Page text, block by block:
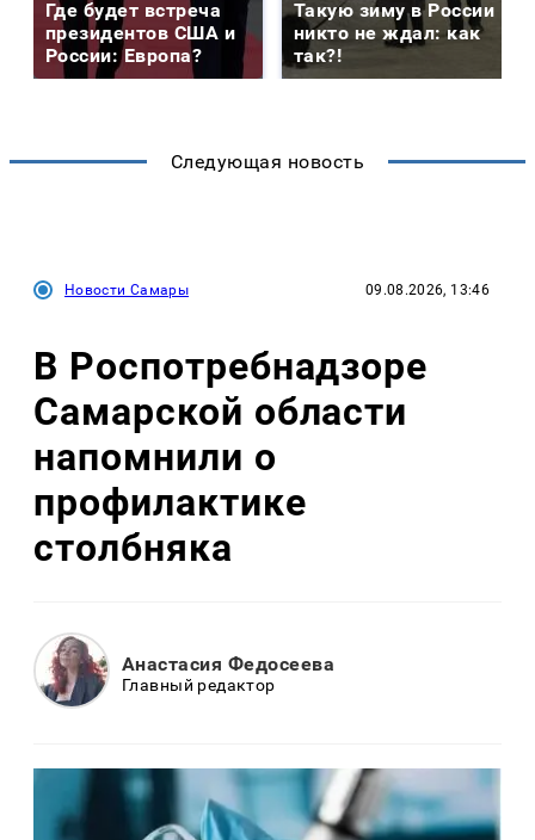
Где будет встреча
президентов США и
России: Европа?
Такую зиму в России
никто не ждал: как
так?!
Следующая новость
Новости Самары 09.08.2026, 13:46
В Роспотребнадзоре
Самарской области
напомнили о
профилактике
столбняка
Анастасия Федосеева
Главный редактор